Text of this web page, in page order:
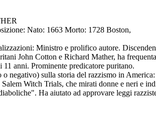
Nato: 1663 Morto: 1728 Boston,
Ministro e prolifico autore.
John Cotton e Richard Mather, ha
11 anni. Prominente predicatore puritano.
negativo) sulla storia del razzismo in America:
Witch Trials, che mirati donne e neri e
Ha aiutato ad approvare leggi